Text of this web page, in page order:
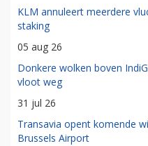
KLM annuleert meerdere
staking
05 aug 26
Donkere wolken boven
vloot weg
31 jul 26
Transavia opent komende
Brussels Airport